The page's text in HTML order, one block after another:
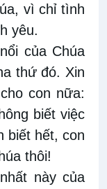
vì chỉ tình
yêu.
của Chúa
thứ đó. Xin
con nữa:
biết việc
biết hết, con
thôi!
này của